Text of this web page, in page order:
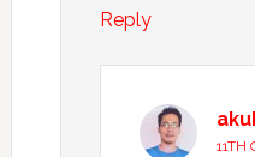
Reply
11TH